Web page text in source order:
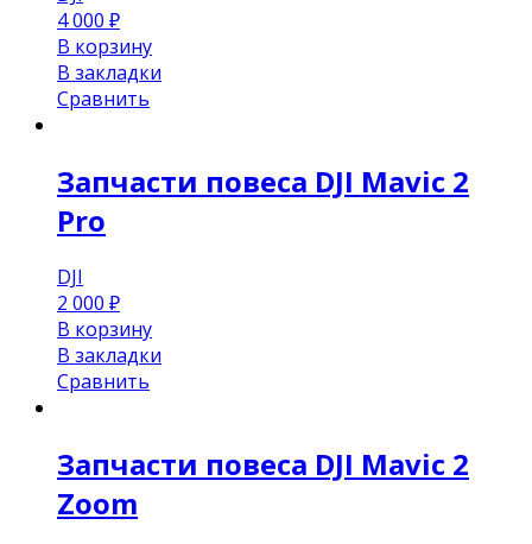
4 000 ₽
В корзину
В закладки
Сравнить
Запчасти повеса DJI Mavic 2
Pro
DJI
2 000 ₽
В корзину
В закладки
Сравнить
Запчасти повеса DJI Mavic 2
Zoom